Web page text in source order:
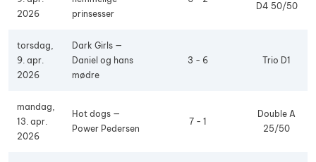
2026
prinsesser
D4 50/50
torsdag,
9. apr.
2026
Dark Girls —
Daniel og hans
mødre
3 - 6 Trio D1
mandag,
13. apr.
2026
Hot dogs —
Power Pedersen
7 - 1
Double A
25/50